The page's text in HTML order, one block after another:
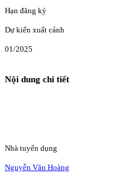
Hạn đăng ký
Dự kiến xuất cảnh
01/2025
Nội dung chi tiết
Nhà tuyển dụng
Nguyễn Văn Hoàng